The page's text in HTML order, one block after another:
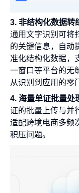
3. 非结构化数据转
通用文字识别可将
的关键信息，自动
准化结构化数据，
一窗口等平台的无
从识别到应用的零
4. 海量单证批量处
证的批量上传与并
适配跨境电商多频
积压问题。